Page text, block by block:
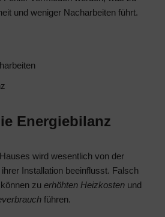
und weniger Nacharbeiten führt.
Energiebilanz
wird wesentlich von der
Installation beeinflusst. Falsch
zu erhöhten Heizkosten und
führen.